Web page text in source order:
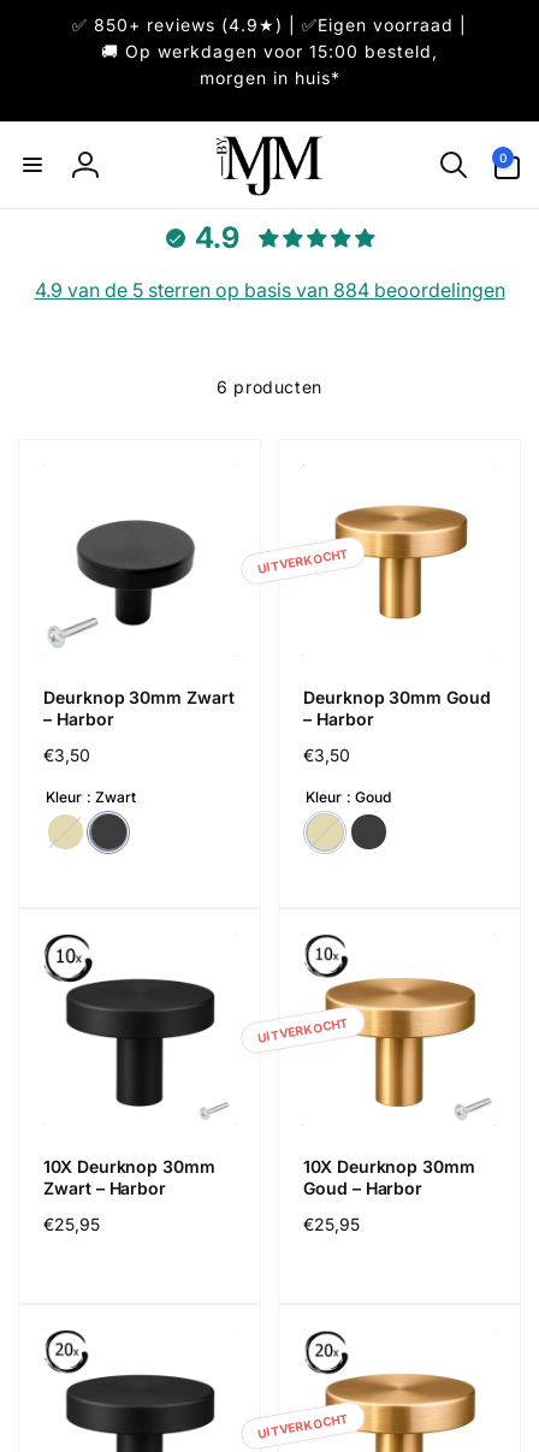
✅ 850+ reviews (4.9★) | ✅Eigen voorraad |
🚚 Op werkdagen voor 15:00 besteld,
morgen in huis*
Inloggen
0
artikelen
4.9
4.9 van de 5 sterren op basis van 884 beoordelingen
6 producten
Deurknop 30mm Zwart
– Harbor
Normale
€3,50
Kleur Zwart
UITVERKOCHT
Deurknop 30mm Goud
– Harbor
Normale
€3,50
Kleur Goud
10X Deurknop 30mm
Zwart – Harbor
Normale
€25,95
UITVERKOCHT
10X Deurknop 30mm
Goud – Harbor
Normale
€25,95
UITVERKOCHT